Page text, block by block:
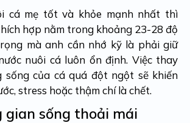
cá mẹ tốt và khỏe mạnh nhất thì
hợp nằm trong khoảng 23-28 độ
mà anh cần nhớ kỹ là phải giữ
nuôi cá luôn ổn định. Việc thay
sống của cá quá đột ngột sẽ khiến
stress hoặc thậm chí là chết.
gian sống thoải mái